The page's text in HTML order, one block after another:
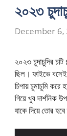
২০২৩
December 6,
২০২৩ চুদাচুদির
ছিল। ফাইভে বসেই
চিপায় চুমাচুমি করে
গিয়ে খুব
যাকে দিয়ে তোর